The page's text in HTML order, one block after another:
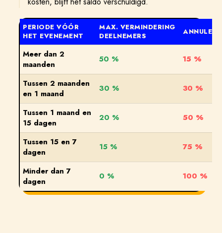
PERIODE VÓÓR
HET EVENEMENT
MAX. VERMINDERING
DEELNEMERS
Meer dan 2
maanden
50 % 15 %
Tussen 2 maanden
en 1 maand
30 % 30 %
Tussen 1 maand en
15 dagen
20 % 50 %
Tussen 15 en 7
dagen
15 % 75 %
Minder dan 7
dagen
0 % 100 %